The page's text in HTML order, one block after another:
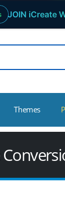
JOIN iCreate
Themes